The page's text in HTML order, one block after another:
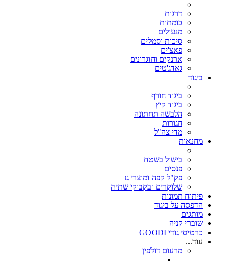
דרגות
כומתות
מנעולים
סיכות וסמלים
פאצ'ים
ארנקים וחוגרונים
גאדג'טים
ביגוד
ביגוד חורף
ביגוד קיץ
הלבשה תחתונה
חגורות
מדי צה"ל
מחנאות
בישול בשטח
פנסים
פק"ל קפה ומוצרי גז
שלוקרים ובקבוקי שתיה
פיתוח תמונות
הדפסה על ביגוד
מותגים
שוברי קניה
כרטיסי גודי GOODI
עוד...
מרעום דולפין